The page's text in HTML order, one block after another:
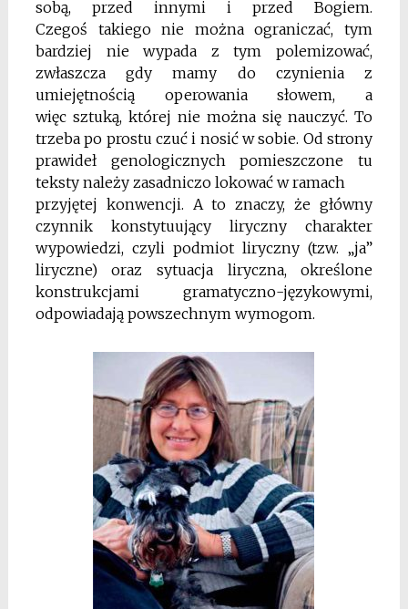
sobą, przed innymi i przed Bogiem.
Czegoś takiego nie można ograniczać, tym
bardziej nie wypada z tym polemizować,
zwłaszcza gdy mamy do czynienia z
umiejętnością operowania słowem, a
więc sztuką, której nie można się nauczyć. To
trzeba po prostu czuć i nosić w sobie. Od strony
prawideł genologicznych pomieszczone tu
teksty należy zasadniczo lokować w ramach
przyjętej konwencji. A to znaczy, że główny
czynnik konstytuujący liryczny charakter
wypowiedzi, czyli podmiot liryczny (tzw. „ja”
liryczne) oraz sytuacja liryczna, określone
konstrukcjami gramatyczno-językowymi,
odpowiadają powszechnym wymogom.